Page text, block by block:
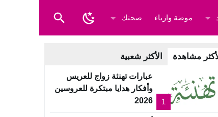
موضة وازياء صحتك
مشاهدة الأكثر شعبية
1
عبارات تهنئة زواج للعريس
وأفكار هدايا مبتكرة للعروسين
2026